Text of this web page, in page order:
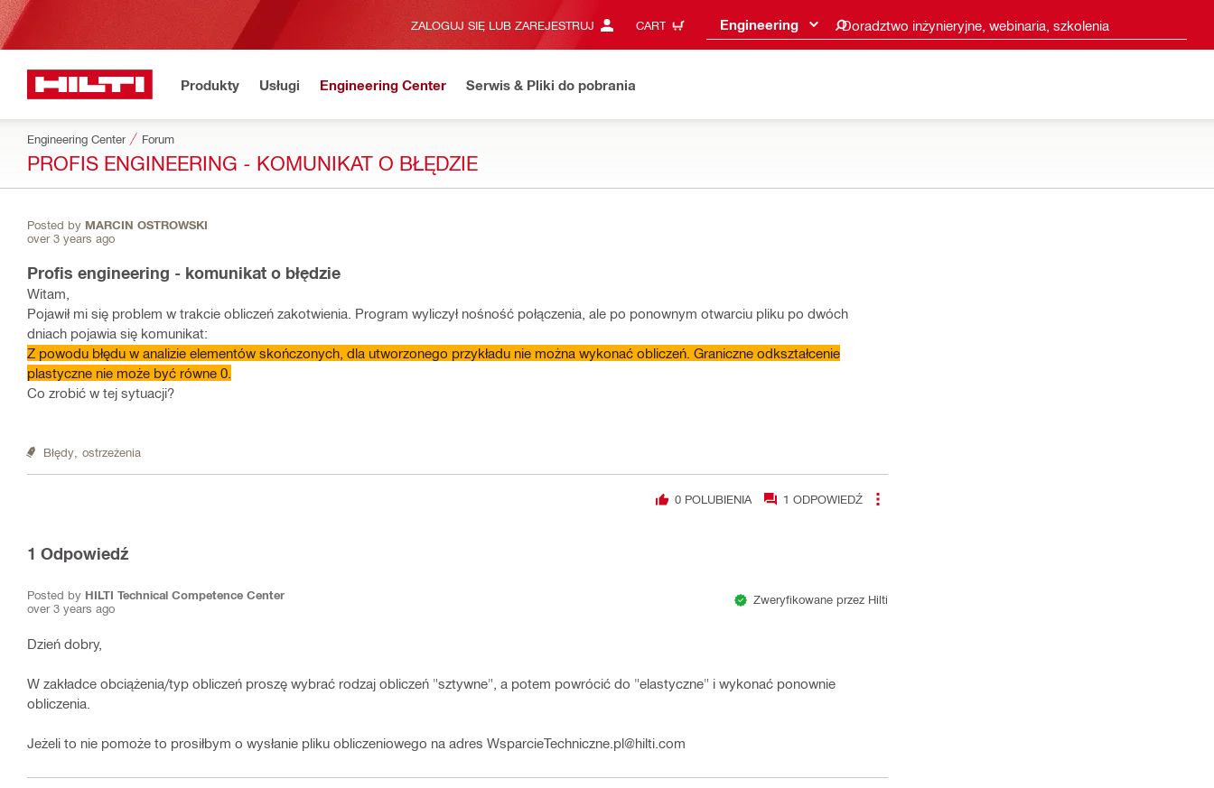
ZALOGUJ SIĘ LUB ZAREJESTRUJ CART Engineering Doradztwo inżynieryjne, webinaria, szkolenia
Produkty Usługi Engineering Center Serwis & Pliki do pobrania
Engineering Center Forum
PROFIS ENGINEERING - KOMUNIKAT O BŁĘDZIE
Posted by MARCIN OSTROWSKI
over 3 years ago
Profis engineering - komunikat o błędzie
Witam,
Pojawił mi się problem w trakcie obliczeń zakotwienia. Program wyliczył nośność połączenia, ale po ponownym otwarciu pliku po dwóch
dniach pojawia się komunikat:
Z powodu błędu w analizie elementów skończonych, dla utworzonego przykładu nie można wykonać obliczeń. Graniczne odkształcenie
plastyczne nie może być równe 0.
Co zrobić w tej sytuacji?
Błędy, ostrzeżenia
0POLUBIENIA 1 ODPOWIEDŹ
1 Odpowiedź
Posted by HILTI Technical Competence Center
over 3 years ago
Zweryfikowane przez Hilti
Dzień dobry,
W zakładce obciążenia/typ obliczeń proszę wybrać rodzaj obliczeń "sztywne", a potem powrócić do "elastyczne" i wykonać ponownie
obliczenia.
Jeżeli to nie pomoże to prosiłbym o wysłanie pliku obliczeniowego na adres WsparcieTechniczne.pl@hilti.com